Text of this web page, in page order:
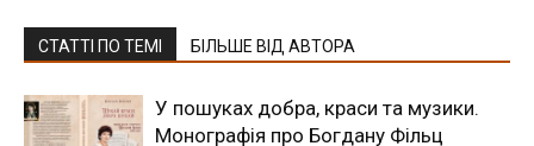
СТАТТІ ПО ТЕМІ БІЛЬШЕ ВІД АВТОРА
У пошуках добра, краси та музики.
Монографія про Богдану Фільц